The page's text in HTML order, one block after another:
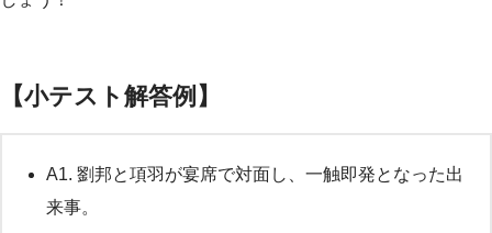
【小テスト解答例】
A1. 劉邦と項羽が宴席で対面し、一触即発となった出
来事。